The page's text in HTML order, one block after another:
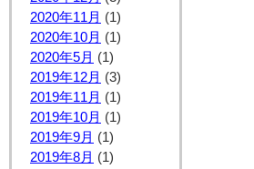
2020年11月 (1)
2020年10月 (1)
2020年5月 (1)
2019年12月 (3)
2019年11月 (1)
2019年10月 (1)
2019年9月 (1)
2019年8月 (1)